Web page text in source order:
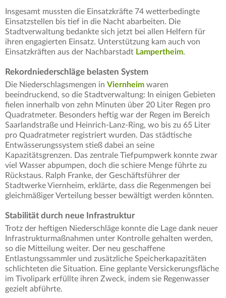
Insgesamt mussten die Einsatzkräfte 74 wetterbedingte
Einsatzstellen bis tief in die Nacht abarbeiten. Die
Stadtverwaltung bedankte sich jetzt bei allen Helfern für
ihren engagierten Einsatz. Unterstützung kam auch von
Einsatzkräften aus der Nachbarstadt Lampertheim.
Rekordniederschläge belasten System
Die Niederschlagsmengen in Viernheim waren
beeindruckend, so die Stadtverwaltung: In einigen Gebieten
fielen innerhalb von zehn Minuten über 20 Liter Regen pro
Quadratmeter. Besonders heftig war der Regen im Bereich
Saarlandstraße und Heinrich-Lanz-Ring, wo bis zu 65 Liter
pro Quadratmeter registriert wurden. Das städtische
Entwässerungssystem stieß dabei an seine
Kapazitätsgrenzen. Das zentrale Tiefpumpwerk konnte zwar
viel Wasser abpumpen, doch die schiere Menge führte zu
Rückstaus. Ralph Franke, der Geschäftsführer der
Stadtwerke Viernheim, erklärte, dass die Regenmengen bei
gleichmäßiger Verteilung besser bewältigt werden könnten.
Stabilität durch neue Infrastruktur
Trotz der heftigen Niederschläge konnte die Lage dank neuer
Infrastrukturmaßnahmen unter Kontrolle gehalten werden,
so die Mitteilung weiter. Der neu geschaffene
Entlastungssammler und zusätzliche Speicherkapazitäten
schlichteten die Situation. Eine geplante Versickerungsfläche
im Tivolipark erfüllte ihren Zweck, indem sie Regenwasser
gezielt abführte.